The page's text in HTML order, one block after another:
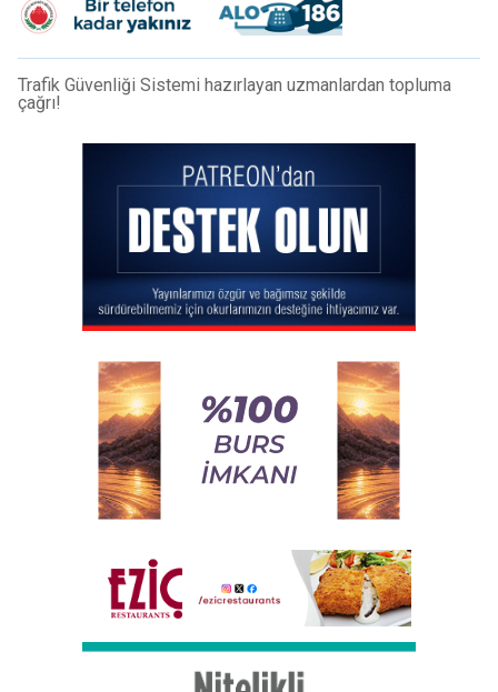
Trafik Güvenliği Sistemi hazırlayan uzmanlardan topluma
çağrı!